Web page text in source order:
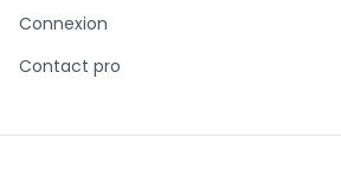
Connexion
Contact pro